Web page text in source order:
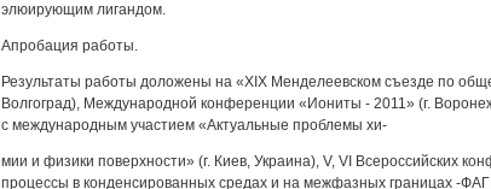
элюирующим лигандом.
Апробация работы.
Результаты работы доложены на «XIX Менделеевском съезде по
Волгоград), Международной конференции «Иониты - 2011» (г.
с международным участием «Актуальные проблемы хи-
мии и физики поверхности» (г. Киев, Украина), V, VI Всероссийских
процессы в конденсированных средах и на межфазных границах -